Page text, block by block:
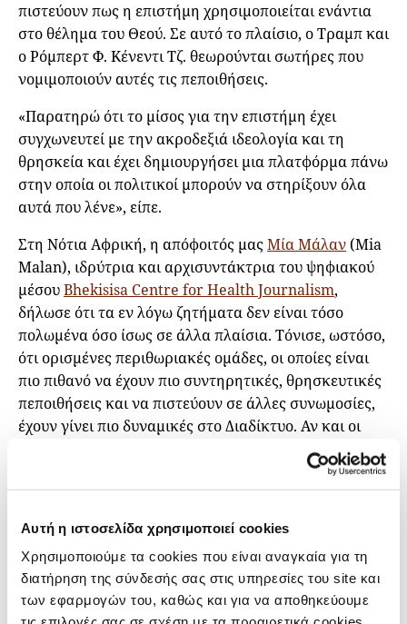
Αυτή η ιστοσελίδα χρησιμοποιεί cookies
Χρησιμοποιούμε τα cookies που είναι αναγκαία για τη
διατήρηση της σύνδεσής σας στις υπηρεσίες του site και
των εφαρμογών του, καθώς και για να αποθηκεύουμε
πιστεύουν πως η επιστήμη χρησιμοποιείται ενάντια
στο θέλημα του Θεού. Σε αυτό το πλαίσιο, ο Τραμπ και
ο Ρόμπερτ Φ. Κένεντι Τζ. θεωρούνται σωτήρες που
νομιμοποιούν αυτές τις πεποιθήσεις.
«Παρατηρώ ότι το μίσος για την επιστήμη έχει
συγχωνευτεί με την ακροδεξιά ιδεολογία και τη
θρησκεία και έχει δημιουργήσει μια πλατφόρμα πάνω
στην οποία οι πολιτικοί μπορούν να στηρίξουν όλα
αυτά που λένε», είπε.
Στη Νότια Αφρική, η απόφοιτός μαςΜία Μάλαν (Mia
Malan), ιδρύτρια και αρχισυντάκτρια του ψηφιακού
μέσουBhekisisa Centre for Health Journalism,
δήλωσε ότι τα εν λόγω ζητήματα δεν είναι τόσο
πολωμένα όσο ίσως σε άλλα πλαίσια. Τόνισε, ωστόσο,
ότι ορισμένες περιθωριακές ομάδες, οι οποίες είναι
πιο πιθανό να έχουν πιο συντηρητικές, θρησκευτικές
πεποιθήσεις και να πιστεύουν σε άλλες συνωμοσίες,
έχουν γίνει πιο δυναμικές στο Διαδίκτυο. Αν και οι
διαδικτυακές επιθέσεις έχουν επηρεάσει την ίδια και
το δικό της μέσο, είπε ότι αυτό τους έχει βοηθήσει,
επίσης, να καταλάβουν προς τα πού πρέπει να
«Ποτέ δεν απαντάμε σε αυτές τις επιθέσεις, αλλά στη
συνέχεια αρχίζουμε να κάνουμε ρεπορτάζ που
εξηγούν γιατί τα φάρμακα για τα ζώα δεν μπορούν να